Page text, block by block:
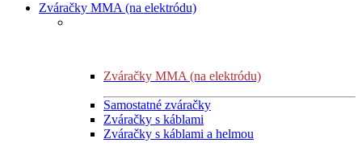
Zváračky MMA (na elektródu)
Zváračky MMA (na elektródu)
Samostatné zváračky
Zváračky s káblami
Zváračky s káblami a helmou